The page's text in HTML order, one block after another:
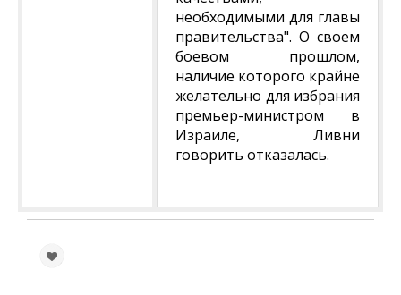
необходимыми для главы
правительства". О своем
боевом прошлом,
наличие которого крайне
желательно для избрания
премьер-министром в
Израиле, Ливни
говорить отказалась.